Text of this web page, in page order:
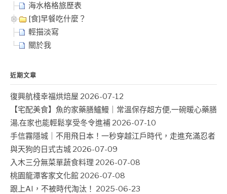
海水格格旅歷表
[食]早餐吃什麼？
輕描淡寫
關於我
近期文章
復興航棧幸福烘焙屋 2026-07-12
【宅配美食】魚的家藥膳鱸鰻｜常溫保存超方便,一碗暖心藥膳
湯,在家也能輕鬆享受冬令進補 2026-07-10
手信霧隱城｜不用飛日本！一秒穿越江戶時代，走進充滿忍者
與天狗的日式古城 2026-07-09
入木三分無菜單蔬食料理 2026-07-08
桃園龍潭客家文化館 2026-07-08
跟上AI，不被時代淘汰！ 2025-06-23